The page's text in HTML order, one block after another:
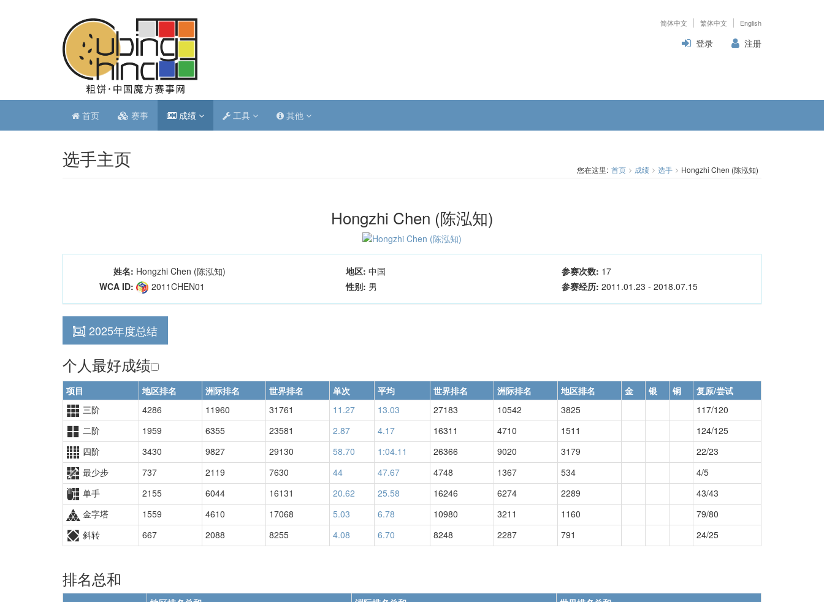
简体中文 繁体中文 English
登录 注册
首页 赛事 成绩 工具 其他
选手主页 您在这里: 首页 成绩 选手 Hongzhi Chen (陈泓知)
Hongzhi Chen (陈泓知)
姓名: Hongzhi Chen (陈泓知) 地区: 中国 参赛次数: 17
WCA ID:
2011CHEN01 性别: 男 参赛经历: 2011.01.23 - 2018.07.15
2025年度总结
个人最好成绩
项目 地区排名 洲际排名 世界排名 单次 平均 世界排名 洲际排名 地区排名 金 银 铜
复原/尝试
三阶
4286 11960 31761 11.27 13.03 27183 10542 3825
117/120
二阶
1959 6355 23581 2.87 4.17 16311 4710 1511
124/125
四阶
3430 9827 29130 58.70 1:04.11 26366 9020 3179
22/23
最少步
737 2119 7630 44 47.67 4748 1367 534
4/5
单手
2155 6044 16131 20.62 25.58 16246 6274 2289
43/43
金字塔
1559 4610 17068 5.03 6.78 10980 3211 1160
79/80
斜转
667 2088 8255 4.08 6.70 8248 2287 791 24/25
排名总和